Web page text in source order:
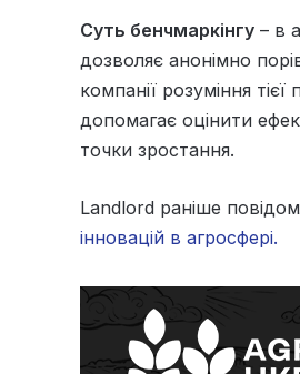
Суть бенчмаркінгу – в
дозволяє анонімно
компанії розуміння
допомагає оцінити
точки зростання.
Landlord раніше
інновацій в агросфері.